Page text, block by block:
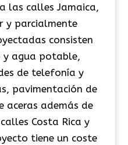
las calles Jamaica,
y parcialmente
consisten
y agua potable,
de telefonía y
pavimentación de
aceras además de
Costa Rica y
tiene un coste